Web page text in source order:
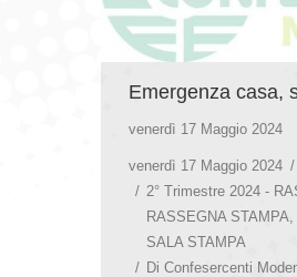
Emergenza casa,
venerdì 17 Maggio 2024
venerdì 17 Maggio 2024
2° Trimestre 2024 -
RASSEGNA STAMPA
SALA STAMPA
Di Confesercenti